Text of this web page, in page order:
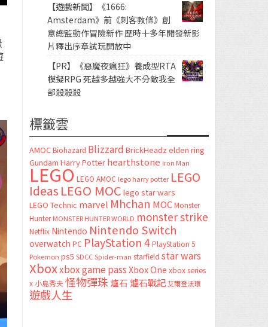
【遊戲新聞】《1666:
Amsterdam》前《刺客教條》創
意總監動作冒險新作 歷時十多年開發新影
片釋出序章試玩開放中
【PR】《惡魔夜瘋狂》養成型RTA
模擬RPG 死越多越強大不分敵我全
部殺殺殺
標籤雲
AMOC Biohazard Blizzard BrickHeadz elden ring
Gundam Harry Potter hearthstone Iron Man
LEGO LEGO AMOC lego harry potter LEGO
Ideas LEGO MOC lego star wars
LEGO Technic marvel Mhchan MOC Monster
Hunter MONSTER HUNTER WORLD monster strike
Netflix Nintendo Nintendo Switch
overwatch PC PlayStation 4 PlayStation 5
Pokemon ps5 SDCC Spider-man starfield star wars
Xboxxbox game passXbox One xbox series
x 小島秀夫怪物彈珠 爐石 爐石戰記艾爾登法環
遊戲人生